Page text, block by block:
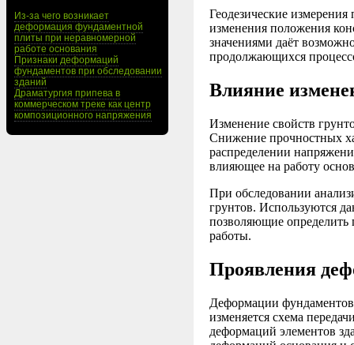
Из-за чего возникает
деформация фундаментной
плиты при неравномерной
работе основания
Признаки деформаций
фундаментов при обследовании
зданий
Драматургия припева в
коммерческом треке как центр
композиционного напряжения
Геодезические
изменения положения
значениями даёт
продолжающихся
Влияние
Изменение свойств
Снижение прочностных
распределении
влияющее на работу
При обследовании
грунтов. Используются
позволяющие определить
работы.
Проявления
Деформации
изменяется схема
деформаций элементов